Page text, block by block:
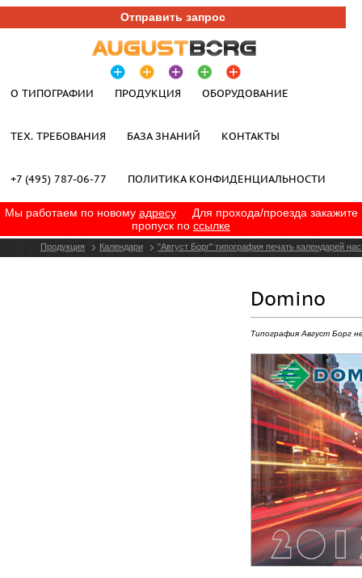
Отправить запрос
О ТИПОГРАФИИ ПРОДУКЦИЯ ОБОРУДОВАНИЕ
ТЕХ. ТРЕБОВАНИЯ БАЗА ЗНАНИЙ КОНТАКТЫ
+7 (495) 787-06-77 ПОЛИТИКА КОНФИДЕНЦИАЛЬНОСТИ
Мы работаем по новому адресу
Для прохода/проезда закажите
пропуск по ссылке
Продукция Календари "Август Борг" типография печать календарей
Domino
Типография Август Борг